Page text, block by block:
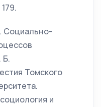
Социально-
Б.
Томского
и